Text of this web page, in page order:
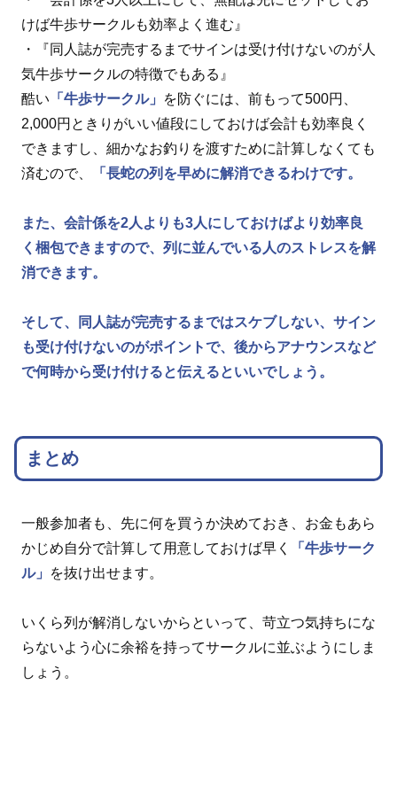
けば牛歩サークルも効率よく進む』
・『同人誌が完売するまでサインは受け付けないのが人
気牛歩サークルの特徴でもある』
酷い 「牛歩サークル」
を防ぐには、前もって500円、
2,000円ときりがいい値段にしておけば会計も効率良く
できますし、細かなお釣りを渡すために計算しなくても
済むので、
「長蛇の列を早めに解消できるわけです。
また、会計係を2人よりも3人にしておけばより効率良
く梱包できますので、列に並んでいる人のストレスを解
消できます。
そして、同人誌が完売するまではスケブしない、サイン
も受け付けないのがポイントで、後からアナウンスなど
で何時から受け付けると伝えるといいでしょう。
まとめ
一般参加者も、先に何を買うか決めておき、お金もあら
かじめ自分で計算して用意しておけば早く
「牛歩サーク
ル」
を抜け出せます。
いくら列が解消しないからといって、苛立つ気持ちにな
らないよう心に余裕を持ってサークルに並ぶようにしま
しょう。